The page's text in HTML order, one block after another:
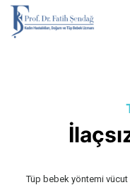
Tüp bebek yöntemi